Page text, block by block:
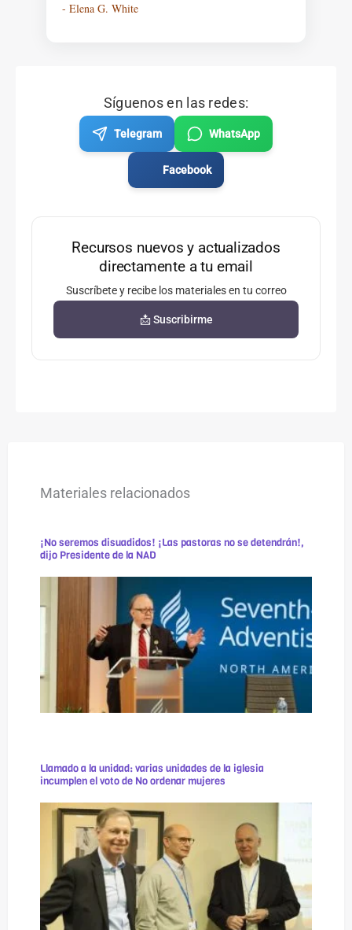
- Elena G. White
Síguenos en las redes:
Telegram WhatsApp
Facebook
Recursos nuevos y actualizados
directamente a tu email
Suscríbete y recibe los materiales en tu correo
📩 Suscribirme
Materiales relacionados
¡No seremos disuadidos! ¡Las pastoras no se detendrán!,
dijo Presidente de la NAD
Llamado a la unidad: varias unidades de la iglesia
incumplen el voto de No ordenar mujeres